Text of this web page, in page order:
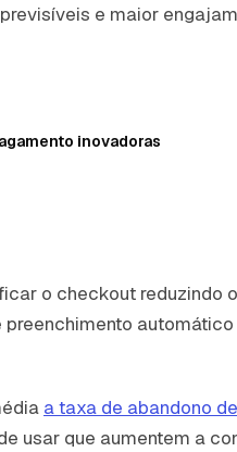
e maior
inovadoras
o checkout
a taxa de abandono
usar que aumentem a